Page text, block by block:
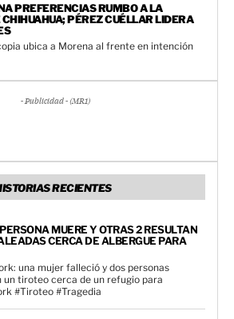
PREFERENCIAS RUMBO A LA
PÉREZ CUÉLLAR LIDERA
ubica a Morena al frente en intención
- Publicidad - (MR1)
RECIENTES
MUERE Y OTRAS 2 RESULTAN
CERCA DE ALBERGUE PARA
una mujer falleció y dos personas
un tiroteo cerca de un refugio para
#Tiroteo #Tragedia